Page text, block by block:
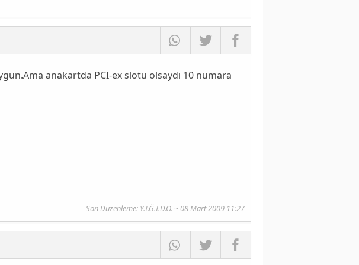
anakartda PCI-ex slotu olsaydı 10 numara
Son Düzenleme: Y.İ.Ğ.İ.D.O. ~ 08 Mart 2009 11:27